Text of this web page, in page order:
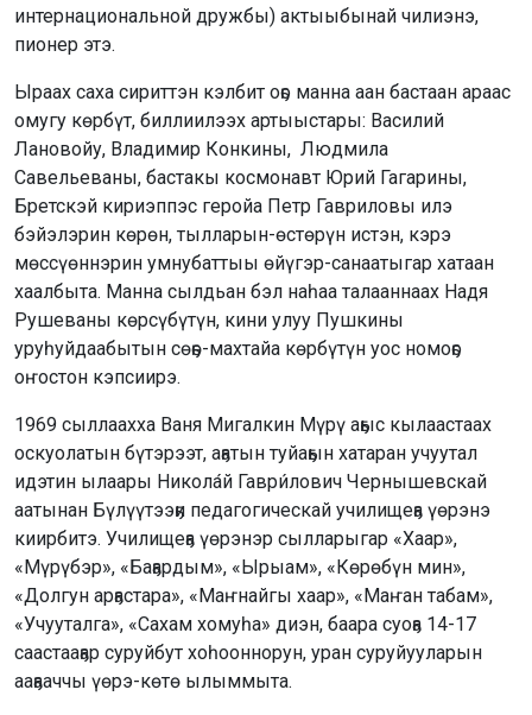
интернациональной дружбы) актыыбынай чилиэнэ,
пионер этэ.
Ыраах саха сириттэн кэлбит оҕо манна аан бастаан араас
омугу көрбүт, биллиилээх артыыстары: Василий
Лановойу, Владимир Конкины, Людмила
Савельеваны, бастакы космонавт Юрий Гагарины,
Бретскэй кириэппэс геройа Петр Гавриловы илэ
бэйэлэрин көрөн, тылларын-өстөрүн истэн, кэрэ
мөссүөннэрин умнубаттыы өйүгэр-санаатыгар хатаан
хаалбыта. Манна сылдьан бэл наһаа талааннаах Надя
Рушеваны көрсүбүтүн, кини улуу Пушкины
уруһуйдаабытын сөҕө-махтайа көрбүтүн уос номоҕо
оҥостон кэпсиирэ.
1969 сыллаахха Ваня Мигалкин Мүрү аҕыс кылаастаах
оскуолатын бүтэрээт, аҕатын туйаҕын хатаран учуутал
идэтин ылаары Никола́й Гаври́лович Чернышевскай
аатынан Бүлүүтээҕи педагогическай училищеҕа үөрэнэ
киирбитэ. Училищеҕа үөрэнэр сылларыгар «Хаар»,
«Мүрүбэр», «Баҕардым», «Ырыам», «Көрөбүн мин»,
«Долгун арҕастара», «Маҥнайгы хаар», «Маҥан табам»,
«Учууталга», «Сахам хомуһа» диэн, баара суоҕа 14-17
саастааҕар суруйбут хоһооннорун, уран суруйууларын
ааҕааччы үөрэ-көтө ылыммыта.